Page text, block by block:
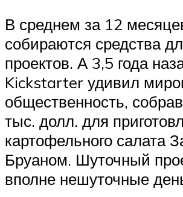
В среднем за 12
собираются средства
проектов. А 3,5 года
Kickstarter удивил
общественность,
тыс. долл. для
картофельного салата
Бруаном. Шуточный
вполне нешуточные